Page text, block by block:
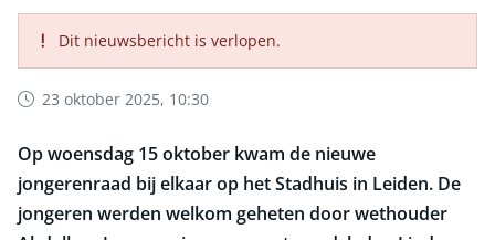
Dit nieuwsbericht is verlopen.
23 oktober 2025, 10:30
Op woensdag 15 oktober kwam de nieuwe
jongerenraad bij elkaar op het Stadhuis in Leiden. De
jongeren werden welkom geheten door wethouder